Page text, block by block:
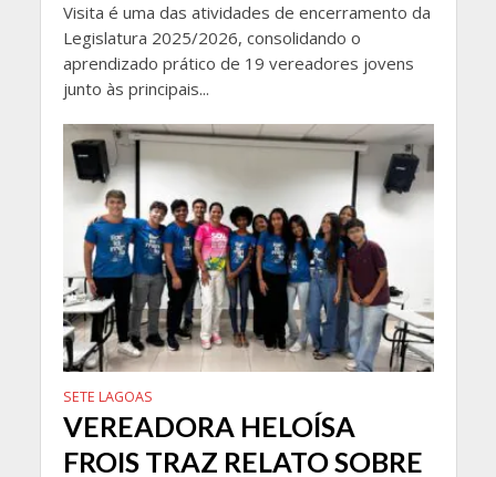
Visita é uma das atividades de encerramento da
Legislatura 2025/2026, consolidando o
aprendizado prático de 19 vereadores jovens
junto às principais...
SETE LAGOAS
VEREADORA HELOÍSA
FROIS TRAZ RELATO SOBRE